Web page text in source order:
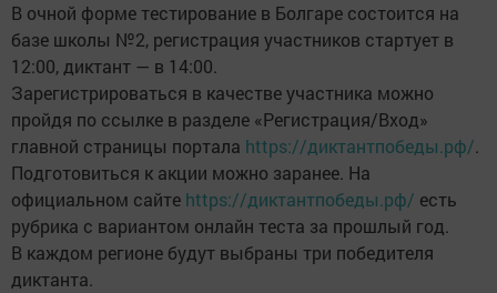
В очной форме тестирование в Болгаре состоится на
базе школы №2, регистрация участников стартует в
12:00, диктант — в 14:00.
Зарегистрироваться в качестве участника можно
пройдя по ссылке в разделе «Регистрация/Вход»
главной страницы портала https://диктантпобеды.рф/.
Подготовиться к акции можно заранее. На
официальном сайте https://диктантпобеды.рф/ есть
рубрика с вариантом онлайн теста за прошлый год.
В каждом регионе будут выбраны три победителя
диктанта.